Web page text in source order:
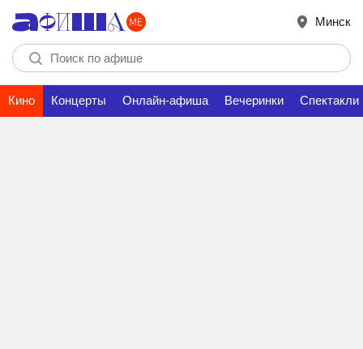
Минск
Кино Концерты Онлайн-афиша Вечеринки Спектакли